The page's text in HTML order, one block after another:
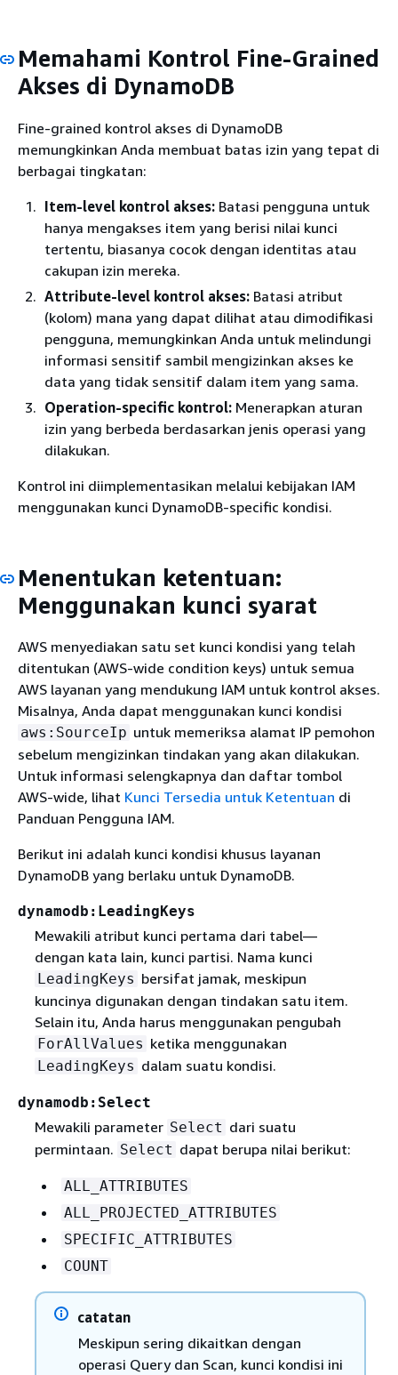
Memahami Kontrol Fine-Grained
Akses di DynamoDB
Fine-grained kontrol akses di DynamoDB
memungkinkan Anda membuat batas izin yang tepat di
berbagai tingkatan:
Item-level kontrol akses: Batasi pengguna untuk
hanya mengakses item yang berisi nilai kunci
tertentu, biasanya cocok dengan identitas atau
cakupan izin mereka.
Attribute-level kontrol akses: Batasi atribut
(kolom) mana yang dapat dilihat atau dimodifikasi
pengguna, memungkinkan Anda untuk melindungi
informasi sensitif sambil mengizinkan akses ke
data yang tidak sensitif dalam item yang sama.
Operation-specific kontrol: Menerapkan aturan
izin yang berbeda berdasarkan jenis operasi yang
dilakukan.
Kontrol ini diimplementasikan melalui kebijakan IAM
menggunakan kunci DynamoDB-specific kondisi.
Menentukan ketentuan:
Menggunakan kunci syarat
AWS menyediakan satu set kunci kondisi yang telah
ditentukan (AWS-wide condition keys) untuk semua
AWS layanan yang mendukung IAM untuk kontrol akses.
Misalnya, Anda dapat menggunakan kunci kondisi
aws:SourceIp untuk memeriksa alamat IP pemohon
sebelum mengizinkan tindakan yang akan dilakukan.
Untuk informasi selengkapnya dan daftar tombol
AWS-wide, lihat Kunci Tersedia untuk Ketentuan di
Panduan Pengguna IAM.
Berikut ini adalah kunci kondisi khusus layanan
DynamoDB yang berlaku untuk DynamoDB.
dynamodb:LeadingKeys
Mewakili atribut kunci pertama dari tabel—
dengan kata lain, kunci partisi. Nama kunci
LeadingKeys bersifat jamak, meskipun
kuncinya digunakan dengan tindakan satu item.
Selain itu, Anda harus menggunakan pengubah
ForAllValues ketika menggunakan
LeadingKeys dalam suatu kondisi.
dynamodb:Select
Mewakili parameter Select dari suatu
permintaan. Select dapat berupa nilai berikut:
ALL_ATTRIBUTES
ALL_PROJECTED_ATTRIBUTES
SPECIFIC_ATTRIBUTES
COUNT
catatan
Meskipun sering dikaitkan dengan
operasi Query dan Scan, kunci kondisi ini